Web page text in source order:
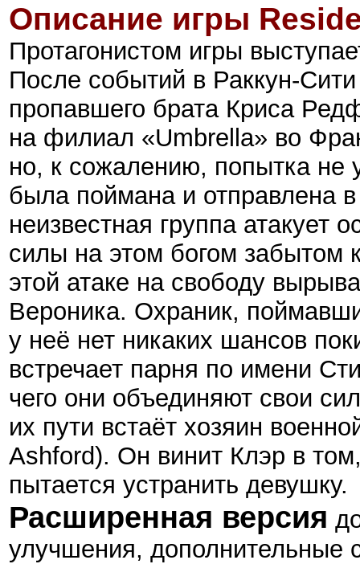
Описание игры
Протагонистом игры
После событий в Раккун-
пропавшего брата Криса
на филиал «Umbrella» во
но, к сожалению, попытка не
была поймана и отправлена
неизвестная группа атакует
силы на этом богом забытом
этой атаке на свободу
Вероника. Охраник,
у неё нет никаких шансов
встречает парня по имени
чего они объединяют свои
их пути встаёт хозяин
Ashford). Он винит Клэр в
пытается устранить девушку.
Расширенная версия
улучшения, дополнительные